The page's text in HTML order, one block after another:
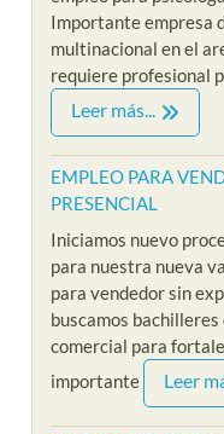
Importante empresa
multinacional en el
requiere profesional
Leer más...
EMPLEO PARA
PRESENCIAL
Iniciamos nuevo
para nuestra nueva
para vendedor sin
buscamos
comercial para
importante
Leer